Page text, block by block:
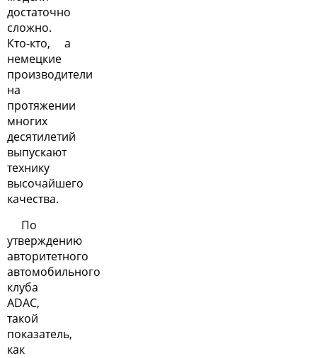
достаточно
сложно.
Кто-кто, а
немецкие
производители
на
протяжении
многих
десятилетий
выпускают
технику
высочайшего
качества.
По
утверждению
авторитетного
автомобильного
клуба
ADAC,
такой
показатель,
как